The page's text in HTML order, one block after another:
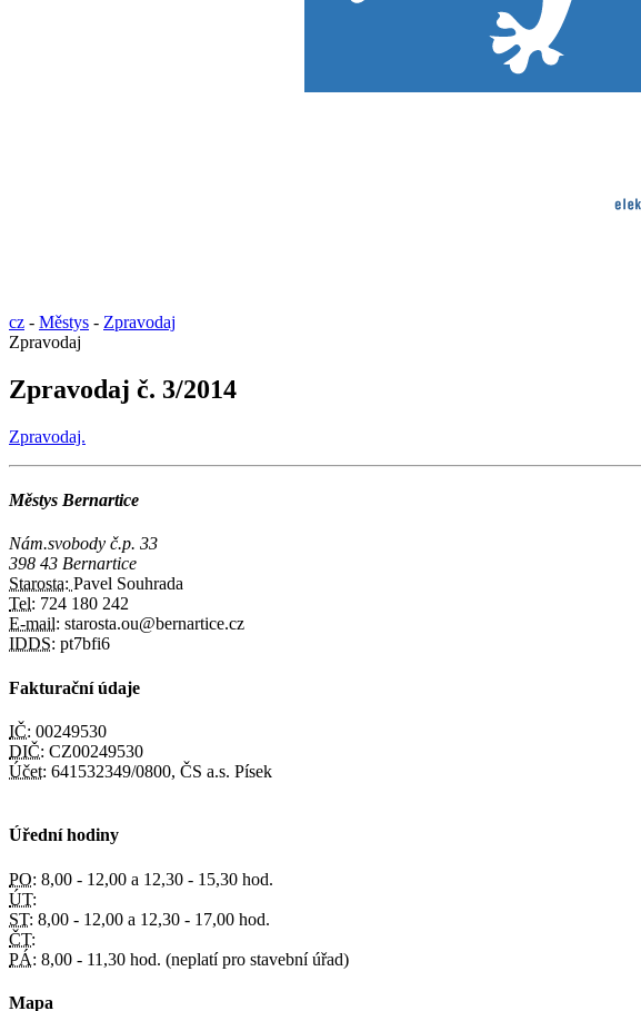
cz - Městys - Zpravodaj
Zpravodaj
Zpravodaj č. 3/2014
Zpravodaj.
Městys Bernartice
Nám.svobody č.p. 33
398 43 Bernartice
Starosta: Pavel Souhrada
Tel: 724 180 242
E-mail: starosta.ou@bernartice.cz
IDDS: pt7bfi6
Fakturační údaje
IČ: 00249530
DIČ: CZ00249530
Účet: 641532349/0800, ČS a.s. Písek
Úřední hodiny
PO: 8,00 - 12,00 a 12,30 - 15,30 hod.
ÚT:
ST: 8,00 - 12,00 a 12,30 - 17,00 hod.
ČT:
PÁ: 8,00 - 11,30 hod. (neplatí pro stavební úřad)
Mapa